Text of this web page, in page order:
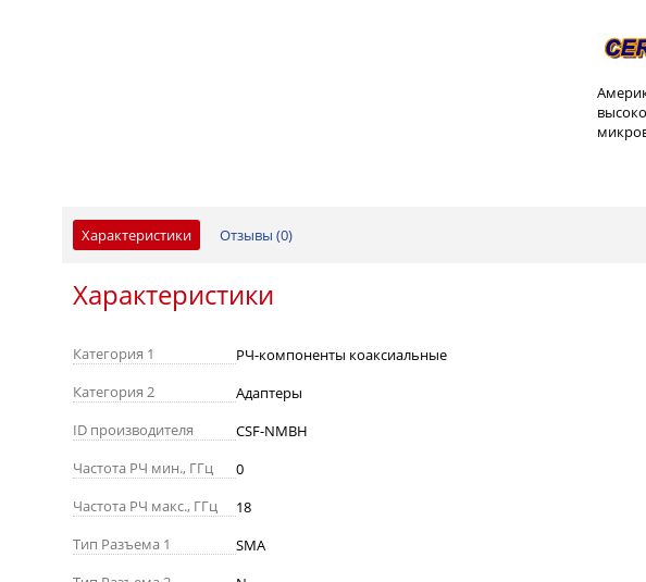
Характеристики Отзывы (0)
Характеристики
Категория 1
РЧ-компоненты коаксиальные
Категория 2
Адаптеры
ID производителя
CSF-NMBH
Частота РЧ мин., ГГц
0
Частота РЧ макс., ГГц
18
Тип Разъема 1
SMA